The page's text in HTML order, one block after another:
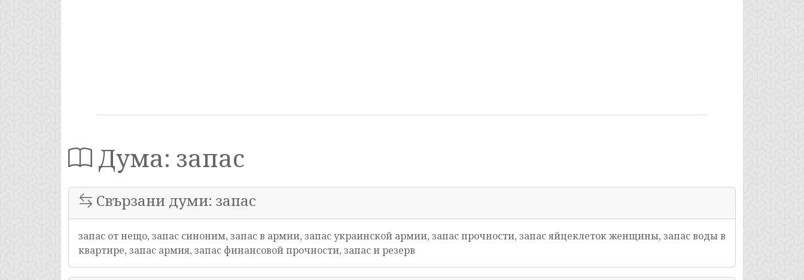
Дума: запас
Свързани думи: запас
запас от нещо, запас синоним, запас в армии, запас украинской армии, запас прочности, запас яйцеклеток женщины, запас воды в
квартире, запас армия, запас финансовой прочности, запас и резерв